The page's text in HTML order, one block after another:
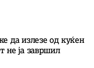
да излезе од куќен
не ја завршил